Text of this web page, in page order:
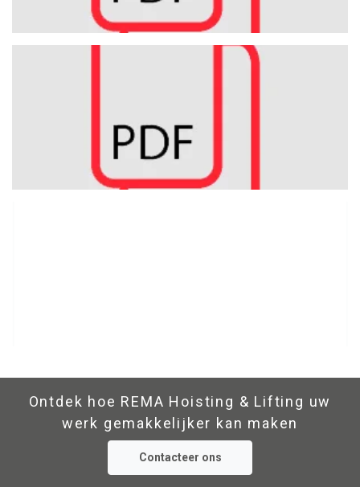
Ontdek hoe REMA Hoisting & Lifting uw
werk gemakkelijker kan maken
Contacteer ons